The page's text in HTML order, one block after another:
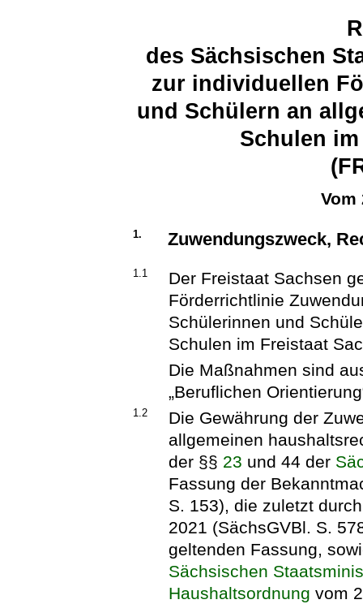
des Sächsischen
zur individuellen
und Schülern an
Schulen
Vom
1. Zuwendungszweck,
1.1
Der Freistaat Sachsen
Förderrichtlinie
Schülerinnen und
Schulen im Freistaat
Die Maßnahmen sind
„Beruflichen
1.2
Die Gewährung der
allgemeinen
der §§ 23 und 44 der
Fassung der
S. 153), die zuletzt
2021 (SächsGVBl. S.
geltenden Fassung,
Sächsischen
Haushaltsordnung vom